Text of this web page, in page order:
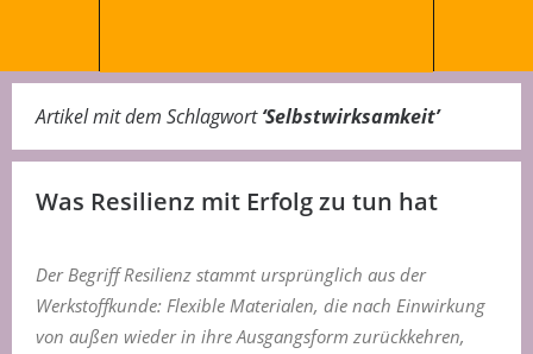
Artikel mit dem Schlagwort‘Selbstwirksamkeit’
Was Resilienz mit Erfolg zu tun hat
Der Begriff Resilienz stammt ursprünglich aus der
Werkstoffkunde: Flexible Materialen, die nach Einwirkung
von außen wieder in ihre Ausgangsform zurückkehren,